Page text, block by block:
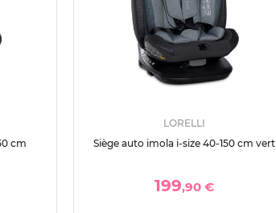
cm
LORELLI
Siège auto imola i-size 40-150 cm vert
199,90 €